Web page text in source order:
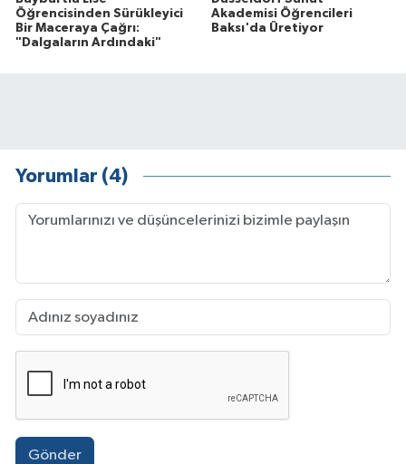
Öğrencisinden Sürükleyici
Bir Maceraya Çağrı:
"Dalgaların Ardındaki"
Akademisi Öğrencileri
Baksı'da Üretiyor
Yorumlar (4)
Gönder